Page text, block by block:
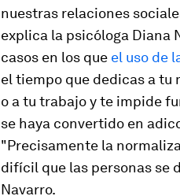
nuestras relaciones
explica la psicóloga Diana
casos en los que el uso de
el tiempo que dedicas a tu
o a tu trabajo y te impide
se haya convertido en
"Precisamente la
difícil que las personas se
Navarro.